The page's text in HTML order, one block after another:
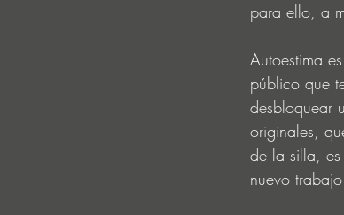
para ello, a
Autoestima
público que
desbloquear
originales,
de la silla, es
nuevo